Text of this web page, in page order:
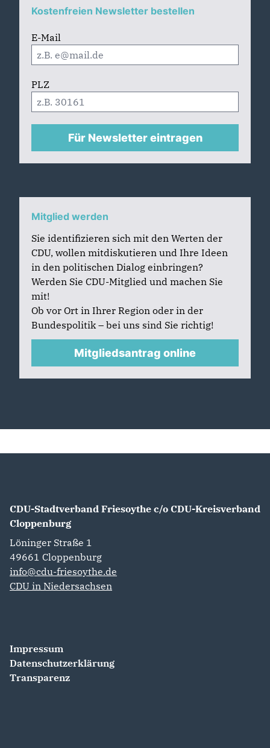
Kostenfreien Newsletter bestellen
E-Mail
PLZ
Für Newsletter eintragen
Mitglied werden
Sie identifizieren sich mit den Werten der
CDU, wollen mitdiskutieren und Ihre Ideen
in den politischen Dialog einbringen?
Werden Sie CDU-Mitglied und machen Sie
mit!
Ob vor Ort in Ihrer Region oder in der
Bundespolitik – bei uns sind Sie richtig!
Mitgliedsantrag online
CDU-Stadtverband Friesoythe c/o CDU-Kreisverband
Cloppenburg
Löninger Straße 1
49661 Cloppenburg
info@cdu-friesoythe.de
CDU in Niedersachsen
Impressum
Datenschutzerklärung
Transparenz